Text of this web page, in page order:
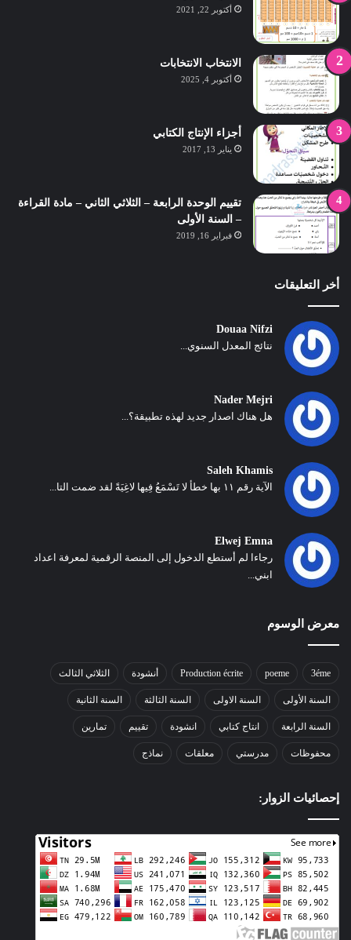
أكتوبر 22, 2021
الانتخاب الانتخابات
أكتوبر 4, 2025
أجزاء الإنتاج الكتابي
يناير 13, 2017
تقييم الوحدة الرابعة – الثلاثي الثاني – مادة القراءة
– السنة الأولى
فبراير 16, 2019
أخر التعليقات
Douaa Nifzi
نتائج المعدل السنوي...
Nader Mejri
هل هناك اصدار جديد لهذه تطبيقة؟...
Saleh Khamis
الآية رقم ١١ بها خطأ لا تَسْمَعُ فِيها لاغِيَةً لقد ضمت التا...
Elwej Emna
رجاءا لم أستطع الدخول إلى المنصة الرقمية لمعرفة اعداد
ابني...
معرض الوسوم
3éme
poeme
Production écrite أنشودة الثلاثي الثالث
السنة الأولى السنة الاولى السنة الثالثة السنة الثانية
السنة الرابعة انتاج كتابي انشودة تقييم تمارين
محفوظات مدرستي معلقات نماذج
إحصائيات الزوار: